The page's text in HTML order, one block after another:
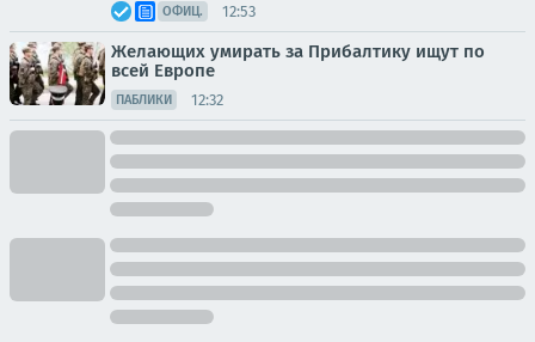
ОФИЦ. 12:53
Желающих умирать за Прибалтику ищут по
всей Европе
ПАБЛИКИ 12:32